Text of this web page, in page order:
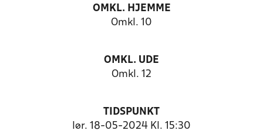
OMKL. HJEMME
Omkl. 10
OMKL. UDE
Omkl. 12
TIDSPUNKT
lør. 18-05-2024 Kl. 15:30